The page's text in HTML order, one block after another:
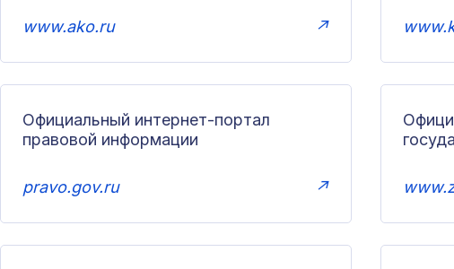
www.ako.ru ↗
Официальный интернет-портал
правовой информации
pravo.gov.ru ↗